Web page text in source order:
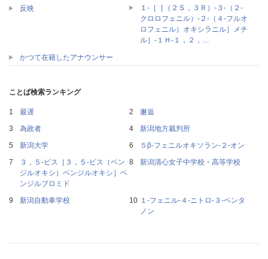
反映
１‐［［（２Ｓ，３Ｒ）‐３‐（２‐
クロロフェニル）‐２‐（４‐フルオ
ロフェニル）オキシラニル］メチ
ル］‐１Ｈ‐１，２，…
かつて在籍したアナウンサー
ことば検索ランキング
最遅
邂逅
為政者
新潟地方裁判所
新潟大学
５β‐フェニルオキソラン‐２‐オン
３，５‐ビス［３，５‐ビス（ベン
ジルオキシ）ベンジルオキシ］ベ
ンジルブロミド
新潟清心女子中学校・高等学校
新潟自動車学校
１‐フェニル‐４‐ニトロ‐３‐ペンタ
ノン